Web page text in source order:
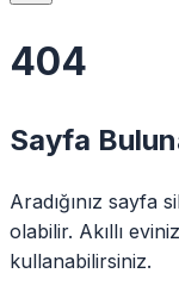
404
Sayfa
Aradığınız sayfa
olabilir. Akıllı
kullanabilirsiniz.